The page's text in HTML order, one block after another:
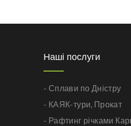
Наші послуги
- Сплави по Дністру
- КАЯК-тури, Прокат
- Рафтинг річками